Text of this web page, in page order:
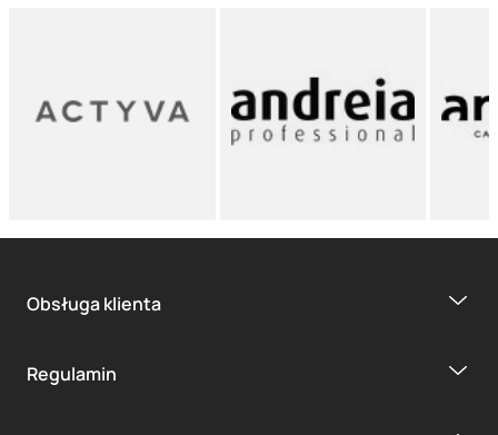
Obsługa klienta
Regulamin